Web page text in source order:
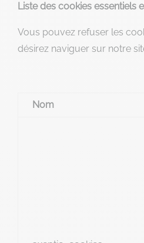
Liste des cookies essentiels
Vous pouvez refuser les
désirez naviguer sur notre
Nom